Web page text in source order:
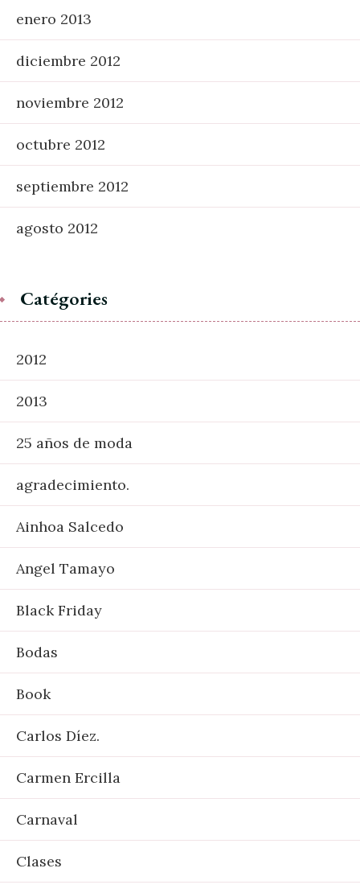
enero 2013
diciembre 2012
noviembre 2012
octubre 2012
septiembre 2012
agosto 2012
Catégories
2012
2013
25 años de moda
agradecimiento.
Ainhoa Salcedo
Angel Tamayo
Black Friday
Bodas
Book
Carlos Díez.
Carmen Ercilla
Carnaval
Clases